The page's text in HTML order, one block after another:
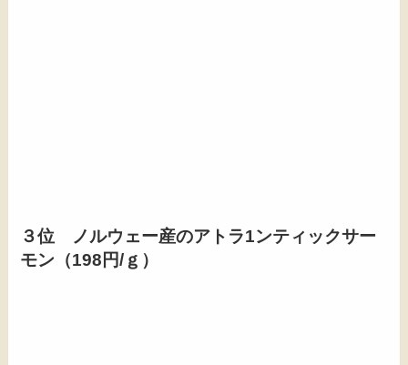
３位 ノルウェー産のアトラ1ンティックサー
モン（198円/ｇ）